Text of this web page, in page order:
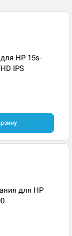
HP 15s-
IPS
для HP